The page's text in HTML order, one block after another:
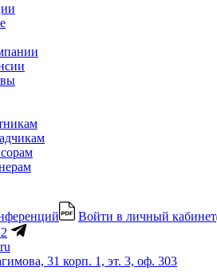
Войти в личный кабинет
31 корп. 1, эт. 3, оф. 303